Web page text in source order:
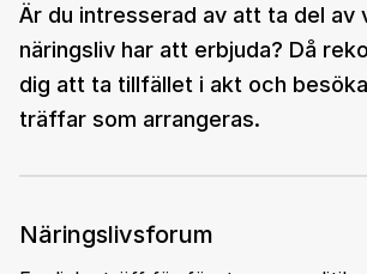
Är du intresserad av att ta del av
näringsliv har att erbjuda? Då
dig att ta tillfället i akt och
träffar som arrangeras.
Näringslivsforum